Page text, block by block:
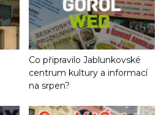
Co připravilo Jablunkovské
centrum kultury a informací
na srpen?